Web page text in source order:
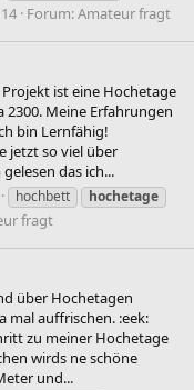
Forum:Amateur fragt
ist eine Hochetage
2300. Meine Erfahrungen
bin Lernfähig!
jetzt so viel über
das ich...
hochbett
hochetage
fragt
über Hochetagen
mal auffrischen. :eek:
zu meiner Hochetage
wirds ne schöne
und...